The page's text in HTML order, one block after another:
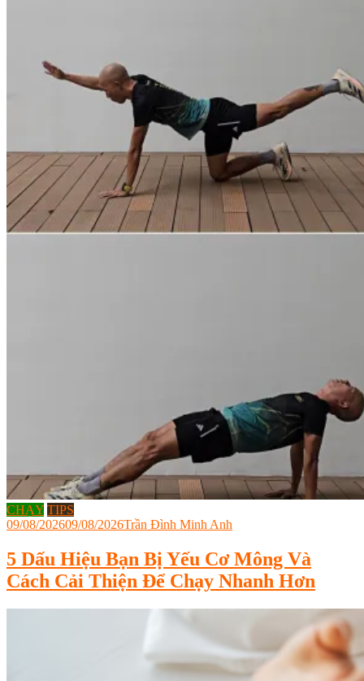
CHẠY TIPS
09/08/202609/08/2026Trần Đình Minh Anh
5 Dấu Hiệu Bạn Bị Yếu Cơ Mông Và
Cách Cải Thiện Để Chạy Nhanh Hơn